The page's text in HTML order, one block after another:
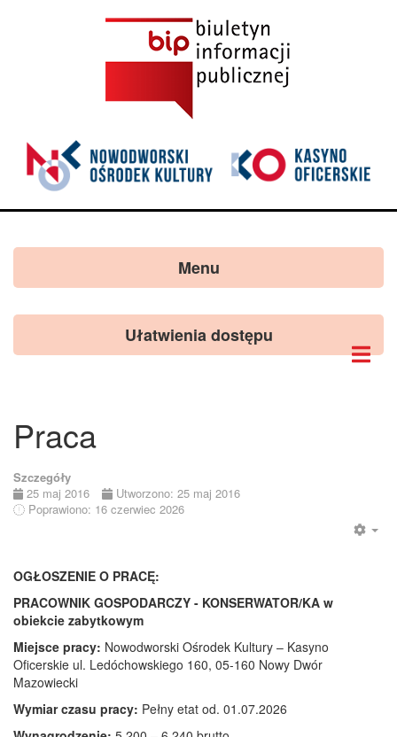
Menu
Ułatwienia dostępu
Praca
Szczegóły
25 maj 2016
Utworzono: 25 maj 2016
Poprawiono: 16 czerwiec 2026
OGŁOSZENIE O PRACĘ:
PRACOWNIK GOSPODARCZY - KONSERWATOR/KA w
obiekcie zabytkowym
Miejsce pracy: Nowodworski Ośrodek Kultury – Kasyno
Oficerskie ul. Ledóchowskiego 160, 05-160 Nowy Dwór
Mazowiecki
Wymiar czasu pracy: Pełny etat od. 01.07.2026